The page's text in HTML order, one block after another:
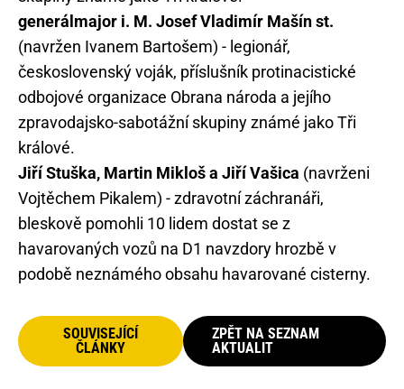
generálmajor i. M. Josef Vladimír Mašín st.
(navržen Ivanem Bartošem) - legionář,
československý voják, příslušník protinacistické
odbojové organizace Obrana národa a jejího
zpravodajsko-sabotážní skupiny známé jako Tři
králové.
Jiří Stuška, Martin Mikloš a Jiří Vašica (navrženi
Vojtěchem Pikalem) - zdravotní záchranáři,
bleskově pomohli 10 lidem dostat se z
havarovaných vozů na D1 navzdory hrozbě v
podobě neznámého obsahu havarované cisterny.
SOUVISEJÍCÍ
ČLÁNKY
ZPĚT NA SEZNAM
AKTUALIT